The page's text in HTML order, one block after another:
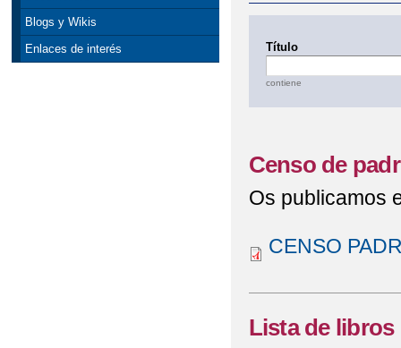
Blogs y Wikis
Enlaces de interés
Título
contiene
Censo de
Os publicamos
CENSO
Lista de libros